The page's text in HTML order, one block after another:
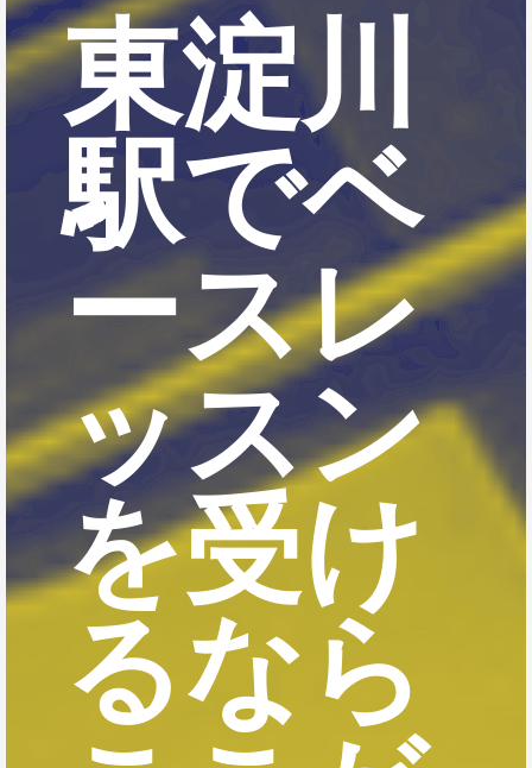
東淀川
駅でベ
ースレ
ッスン
を受け
るなら